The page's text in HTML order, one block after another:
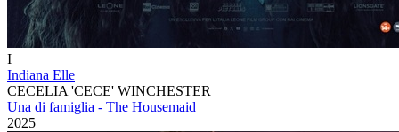
I
Indiana Elle
CECELIA 'CECE' WINCHESTER
Una di famiglia - The Housemaid
2025